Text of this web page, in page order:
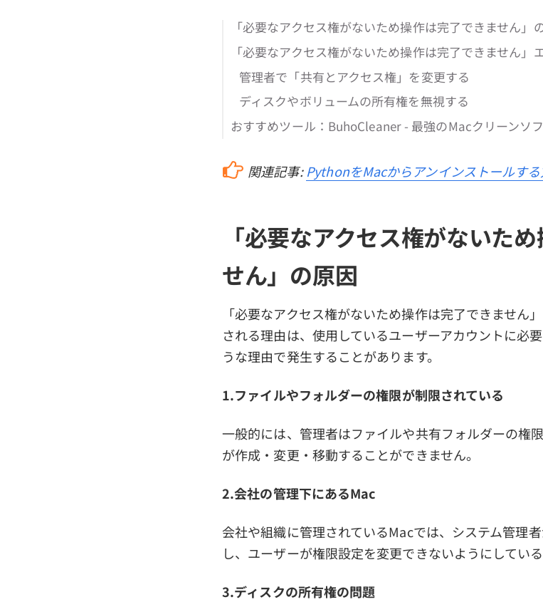
「必要なアクセス権がないため操作は完了できません」
「必要なアクセス権がないため操作は完了できません」
管理者で「共有とアクセス権」を変更する
ディスクやボリュームの所有権を無視する
おすすめツール：BuhoCleaner - 最強のMacクリーンソ
関連記事: PythonをMacからアンインストールす
「必要なアクセス権がないた
せん」の原因
「必要なアクセス権がないため操作は完了できません
される理由は、使用しているユーザーアカウントに必
うな理由で発生することがあります。
1.ファイルやフォルダーの権限が制限されている
一般的には、管理者はファイルや共有フォルダーの権
が作成・変更・移動することができません。 ​​
2.会社の管理下にあるMac
会社や組織に管理されているMacでは、システム管理
し、ユーザーが権限設定を変更できないようにしている
3.ディスクの所有権の問題